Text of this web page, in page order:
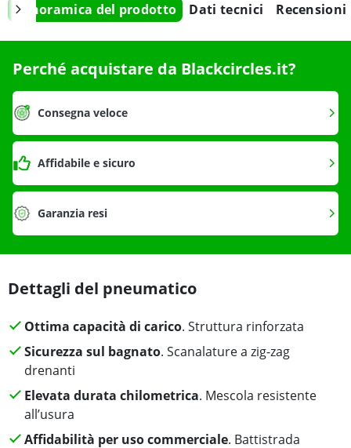
Panoramica del prodotto Dati tecnici Recensioni
Perché acquistare da Blackcircles.it?
Consegna veloce
Affidabile e sicuro
Garanzia resi
Dettagli del pneumatico
Ottima capacità di carico. Struttura rinforzata
Sicurezza sul bagnato. Scanalature a zig-zag
drenanti
Elevata durata chilometrica. Mescola resistente
all’usura
Affidabilità per uso commerciale. Battistrada